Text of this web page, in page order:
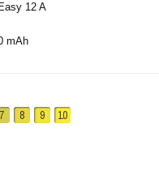
12 A
mAh
7 8 9 10